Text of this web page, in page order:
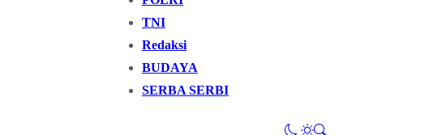
TNI
Redaksi
BUDAYA
SERBA SERBI